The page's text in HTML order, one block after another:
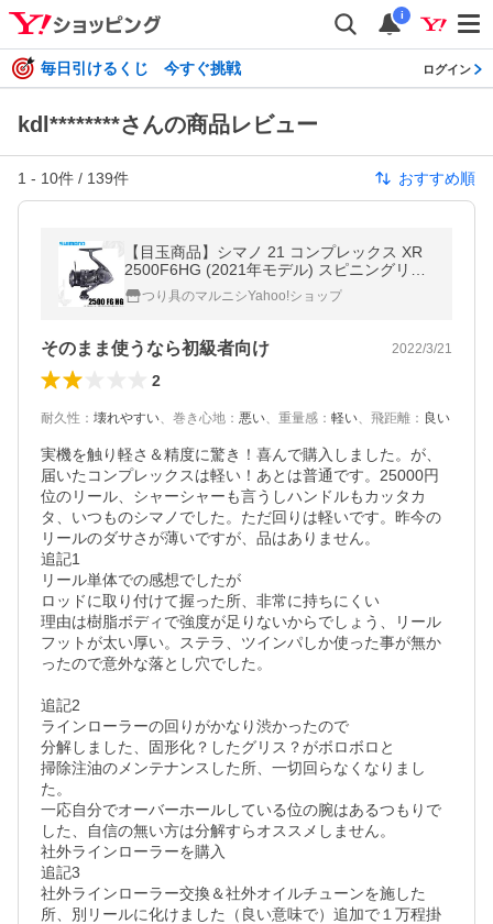
i
毎日引けるくじ 今すぐ挑戦 ログイン
kdl********さんの商品レビュー
1 - 10件 / 139件 おすすめ順
【目玉商品】シマノ 21 コンプレックス XR
2500F6HG (2021年モデル) スピニングリー
ル /(5) 【Σ01】
つり具のマルニシYahoo!ショップ
そのまま使うなら初級者向け 2022/3/21
2
耐久性 ： 壊れやすい、 巻き心地 ： 悪い、 重量感 ： 軽い、 飛距離 ： 良い
実機を触り軽さ＆精度に驚き！喜んで購入しました。が、
届いたコンプレックスは軽い！あとは普通です。25000円
位のリール、シャーシャーも言うしハンドルもカッタカ
タ、いつものシマノでした。ただ回りは軽いです。昨今の
リールのダサさが薄いですが、品はありません。
追記1
リール単体での感想でしたが
ロッドに取り付けて握った所、非常に持ちにくい
理由は樹脂ボディで強度が足りないからでしょう、リール
フットが太い厚い。ステラ、ツインパしか使った事が無か
ったので意外な落とし穴でした。
追記2
ラインローラーの回りがかなり渋かったので
分解しました、固形化？したグリス？がボロボロと
掃除注油のメンテナンスした所、一切回らなくなりまし
た。
一応自分でオーバーホールしている位の腕はあるつもりで
した、自信の無い方は分解すらオススメしません。
社外ラインローラーを購入
追記3
社外ラインローラー交換＆社外オイルチューンを施した
所、別リールに化けました（良い意味で）追加で１万程掛